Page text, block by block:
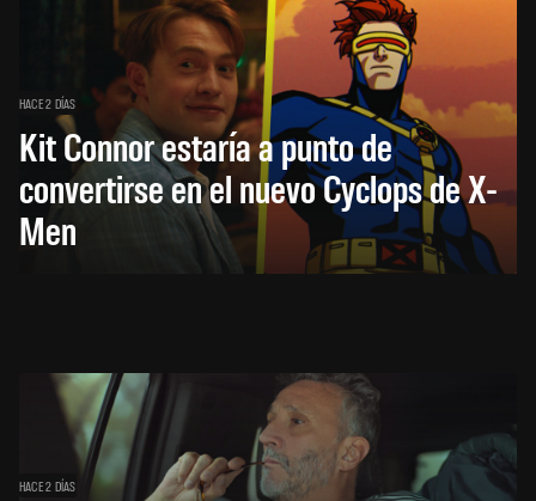
HACE 2 DÍAS
Kit Connor estaría a punto de
convertirse en el nuevo Cyclops de X-
Men
HACE 2 DÍAS